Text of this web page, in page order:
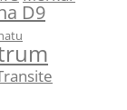
D9